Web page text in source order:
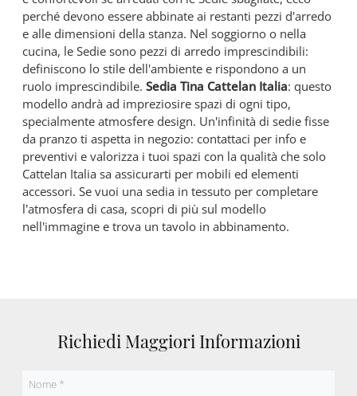
perché devono essere abbinate ai restanti pezzi d'arredo
e alle dimensioni della stanza. Nel soggiorno o nella
cucina, le Sedie sono pezzi di arredo imprescindibili:
definiscono lo stile dell'ambiente e rispondono a un
ruolo imprescindibile. Sedia Tina Cattelan Italia: questo
modello andrà ad impreziosire spazi di ogni tipo,
specialmente atmosfere design. Un'infinità di sedie fisse
da pranzo ti aspetta in negozio: contattaci per info e
preventivi e valorizza i tuoi spazi con la qualità che solo
Cattelan Italia sa assicurarti per mobili ed elementi
accessori. Se vuoi una sedia in tessuto per completare
l’atmosfera di casa, scopri di più sul modello
nell'immagine e trova un tavolo in abbinamento.
Richiedi Maggiori Informazioni